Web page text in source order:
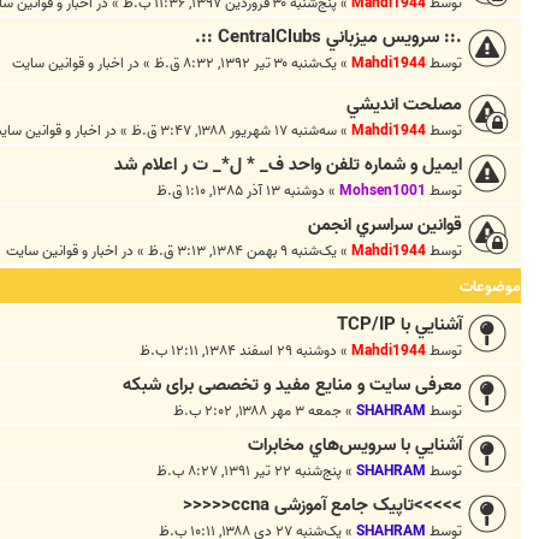
.:: سرويس ميزباني CentralClubs ::.
توسطMahdi1944
»یک‌شنبه ۳۰ تیر ۱۳۹۲, ۸:۳۲ ق.ظ » در اخبار و قوانين سايت
مصلحت انديشي
توسطMahdi1944
»سه‌شنبه ۱۷ شهریور ۱۳۸۸, ۳:۴۷ ق.ظ » در اخبار و قوانين
ايميل و شماره تلفن واحد ف_ * ل*_ ت ر اعلام شد
توسط Mohsen1001
» دوشنبه ۱۳ آذر ۱۳۸۵, ۱:۱۰ ق.ظ
قوانين سراسري انجمن
توسطMahdi1944
»یک‌شنبه ۹ بهمن ۱۳۸۴, ۳:۱۳ ق.ظ » در اخبار و قوانين سايت
موضوعات
آشنايي با TCP/IP
توسطMahdi1944
» دوشنبه ۲۹ اسفند ۱۳۸۴, ۱۲:۱۱ ب.ظ
معرفی سایت و منایع مفید و تخصصی برای شبکه
توسط SHAHRAM
»جمعه ۳ مهر ۱۳۸۸, ۲:۰۲ ب.ظ
آشنايي با سرويس‌هاي مخابرات
توسط SHAHRAM
»پنج‌شنبه ۲۲ تیر ۱۳۹۱, ۸:۲۷ ب.ظ
>>>>>تاپیک جامع آموزشی ccna<<<<<
توسط SHAHRAM
»یک‌شنبه ۲۷ دی ۱۳۸۸, ۱۰:۱۱ ب.ظ